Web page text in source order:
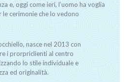
e, oggi come ieri, l’uomo ha voglia
cerimonie che lo vedono
nasce nel 2013 con
i prorpriclienti al centro
lo stile individuale e
ed originalità.